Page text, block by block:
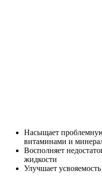
Насыщает
витаминами и
Восполняет
жидкости
Улучшает